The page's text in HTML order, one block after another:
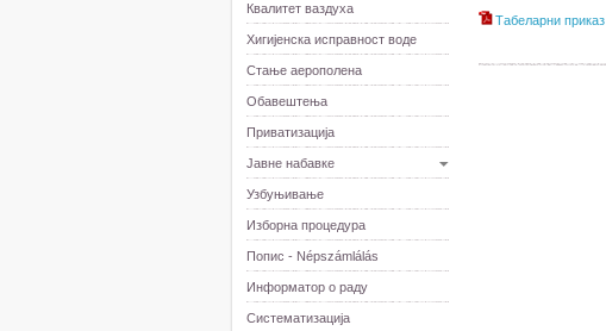
Квалитет ваздуха
Хигијенска исправност воде
Стање аерополена
Обавештења
Приватизација
Јавне набавке
Узбуњивање
Изборна процедура
Попис - Népszámlálás
Информатор о раду
Систематизација
Табеларни приказ